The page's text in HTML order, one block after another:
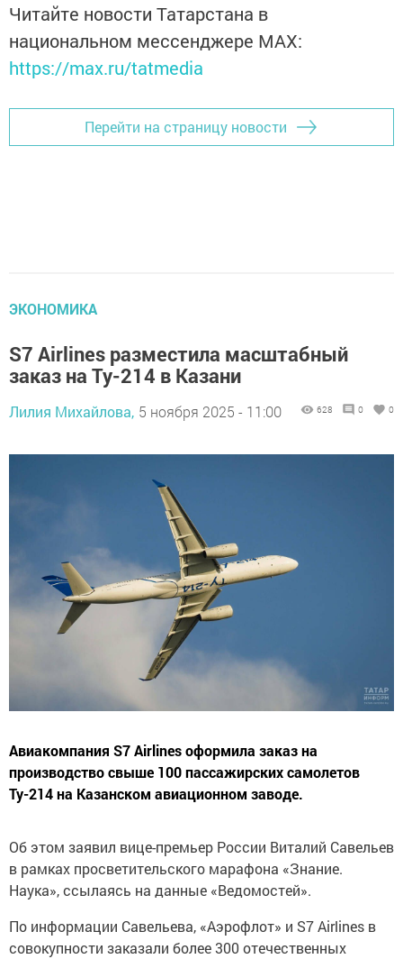
Читайте новости Татарстана в
национальном мессенджере MАХ:
https://max.ru/tatmedia
Перейти на страницу новости
ЭКОНОМИКА
S7 Airlines разместила масштабный
заказ на Ту-214 в Казани
Лилия Михайлова, 5 ноября 2025 - 11:00 628 0 0
Авиакомпания S7 Airlines оформила заказ на
производство свыше 100 пассажирских самолетов
Ту-214 на Казанском авиационном заводе.
Об этом заявил вице-премьер России Виталий Савельев
в рамках просветительского марафона «Знание.
Наука», ссылаясь на данные «Ведомостей».
По информации Савельева, «Аэрофлот» и S7 Airlines в
совокупности заказали более 300 отечественных